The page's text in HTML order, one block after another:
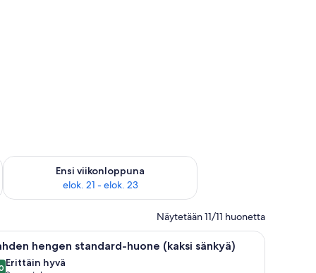
14 - elok. 16
Ensi viikonloppuna
elok. 21 - elok. 23
Tarkista ensi viikonlopun saatavuus elok. 21 - elok. 23
Näytetään 11/11 huonetta
vuodevaatteilla varustettu sänky, puinen vaatekaappi, pieni pöytä ja
Makuuhuoneessa on kaksi sänkyä, katossa
5 hengen standard-huone (kaksi sänkyä)
Erittäin hyvä